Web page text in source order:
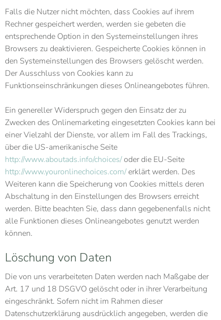
Falls die Nutzer nicht möchten, dass Cookies auf ihrem
Rechner gespeichert werden, werden sie gebeten die
entsprechende Option in den Systemeinstellungen ihres
Browsers zu deaktivieren. Gespeicherte Cookies können in
den Systemeinstellungen des Browsers gelöscht werden.
Der Ausschluss von Cookies kann zu
Funktionseinschränkungen dieses Onlineangebotes führen.
Ein genereller Widerspruch gegen den Einsatz der zu
Zwecken des Onlinemarketing eingesetzten Cookies kann bei
einer Vielzahl der Dienste, vor allem im Fall des Trackings,
über die US-amerikanische Seite
http://www.aboutads.info/choices/oder die EU-Seite
http://www.youronlinechoices.com/erklärt werden. Des
Weiteren kann die Speicherung von Cookies mittels deren
Abschaltung in den Einstellungen des Browsers erreicht
werden. Bitte beachten Sie, dass dann gegebenenfalls nicht
alle Funktionen dieses Onlineangebotes genutzt werden
können.
Löschung von Daten
Die von uns verarbeiteten Daten werden nach Maßgabe der
Art. 17 und 18 DSGVO gelöscht oder in ihrer Verarbeitung
eingeschränkt. Sofern nicht im Rahmen dieser
Datenschutzerklärung ausdrücklich angegeben, werden die